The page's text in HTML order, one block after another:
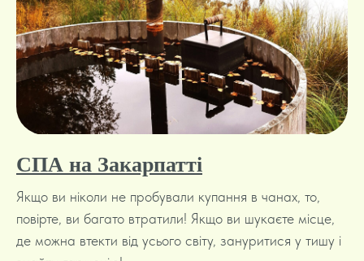
СПА на Закарпатті
Якщо ви ніколи не пробували купання в чанах, то,
повірте, ви багато втратили! Якщо ви шукаєте місце,
де можна втекти від усього світу, зануритися у тишу і